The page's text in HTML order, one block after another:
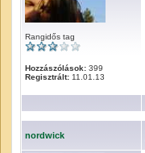
Rangidős tag
Hozzászólások: 399
Regisztrált: 11.01.13
nordwick